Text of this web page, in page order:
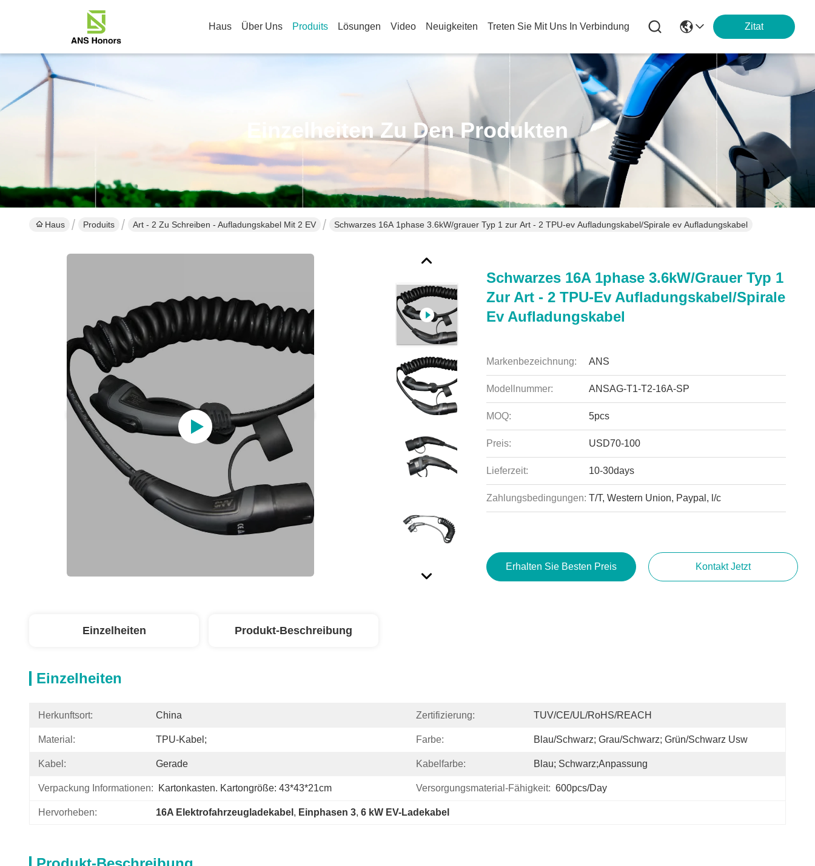
Haus Über Uns Produits Lösungen Video Neuigkeiten Treten Sie Mit Uns In Verbindung Zitat
Einzelheiten Zu Den Produkten
Haus Produits Art - 2 Zu Schreiben - Aufladungskabel Mit 2 EV Schwarzes 16A 1phase 3.6kW/grauer Typ 1 zur Art - 2 TPU-ev Aufladungskabel/Spirale ev Aufladungskabel
Schwarzes 16A 1phase 3.6kW/grauer Typ 1
Zur Art - 2 TPU-Ev Aufladungskabel/Spirale
Ev Aufladungskabel
Markenbezeichnung: ANS
Modellnummer: ANSAG-T1-T2-16A-SP
MOQ: 5pcs
Preis: USD70-100
Lieferzeit: 10-30days
Zahlungsbedingungen: T/T, Western Union, Paypal, l/c
Erhalten Sie Besten Preis Kontakt Jetzt
Einzelheiten Produkt-Beschreibung
Einzelheiten
Herkunftsort: China Zertifizierung: TUV/CE/UL/RoHS/REACH
Material: TPU-Kabel; Farbe: Blau/Schwarz; Grau/Schwarz; Grün/Schwarz Usw
Kabel: Gerade Kabelfarbe: Blau; Schwarz;Anpassung
Verpackung Informationen: Kartonkasten. Kartongröße: 43*43*21cm Versorgungsmaterial-Fähigkeit: 600pcs/day
Hervorheben: 16A Elektrofahrzeugladekabel , Einphasen 3, 6 kW EV-Ladekabel